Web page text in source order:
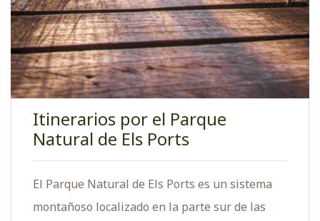
Itinerarios por el Parque
Natural de Els Ports
El Parque Natural de Els Ports es un sistema
montañoso localizado en la parte sur de las